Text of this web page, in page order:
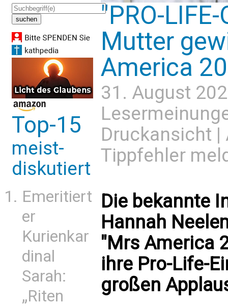
Top-15
meist-
diskutiert
Emeritiert
er
Kurienkar
dinal
Sarah:
„Riten
"PRO-
Mutter
America
31. August
Druckansicht |
Tippfehler
Die bekannte
Hannah
"Mrs America
ihre Pro-Life-
großen